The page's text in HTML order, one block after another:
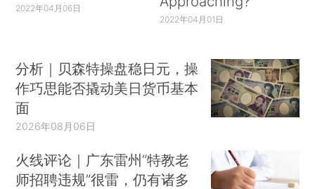
2022年04月06日
2022年04月01日
分析｜贝森特操盘稳日元，操
作巧思能否撬动美日货币基本
面
2026年08月06日
火线评论｜广东雷州“特教老
师招聘违规”很雷，仍有诸多